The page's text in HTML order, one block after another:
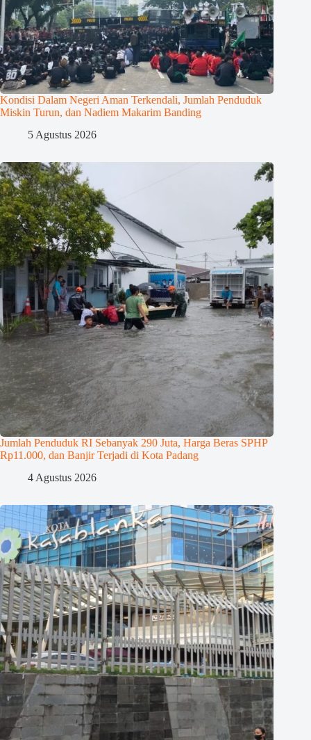
Kondisi Dalam Negeri Aman Terkendali, Jumlah Penduduk
Miskin Turun, dan Nadiem Makarim Banding
5 Agustus 2026
Jumlah Penduduk RI Sebanyak 290 Juta, Harga Beras SPHP
Rp11.000, dan Banjir Terjadi di Kota Padang
4 Agustus 2026